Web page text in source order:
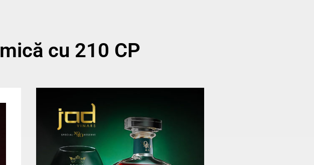
cu 210 CP